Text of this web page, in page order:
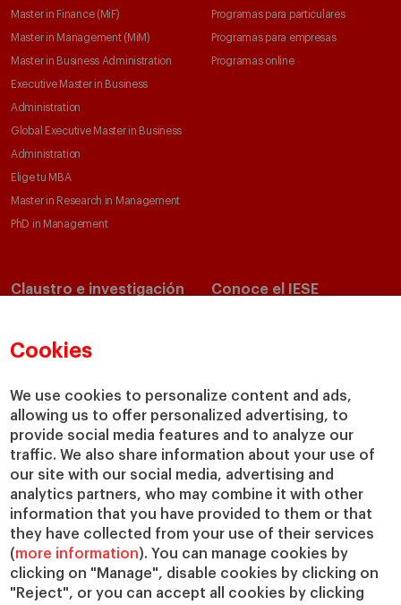
Cookies
We use cookies to personalize content and ads,
allowing us to offer personalized advertising, to
provide social media features and to analyze our
traffic. We also share information about your use of
our site with our social media, advertising and
analytics partners, who may combine it with other
information that you have provided to them or that
they have collected from your use of their services
(more information). You can manage cookies by
clicking on "Manage", disable cookies by clicking on
"Reject", or you can accept all cookies by clicking
Master in Finance (MiF)
Master in Management (MiM)
Master in Business Administration
Executive Master in Business
Administration
Global Executive Master in Business
Administration
Elige tu MBA
Master in Research in Management
PhD in Management
Programas para particulares
Programas para empresas
Programas online
Claustro e investigación
Departamentos académicos
Cátedras
IESE Insight
IESE Publishing
Conoce el IESE
Nuestro impacto
Colabora con el IESE
Servicios
Biblioteca
Canal de Compliance
Capellanía
IESE Shop
Jobs @IESE
Préstamos y becas